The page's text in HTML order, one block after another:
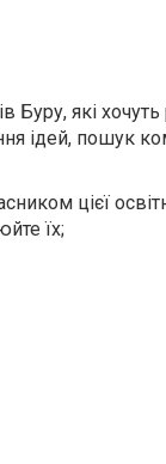
Буру, які
ідей, пошук
цієї
їх;